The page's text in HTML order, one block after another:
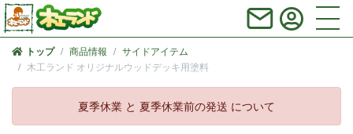
トップ 商品情報
サイドアイテム
木工ランド オリジナルウッドデッキ用塗料
夏季休業 と 夏季休業前の発送 について